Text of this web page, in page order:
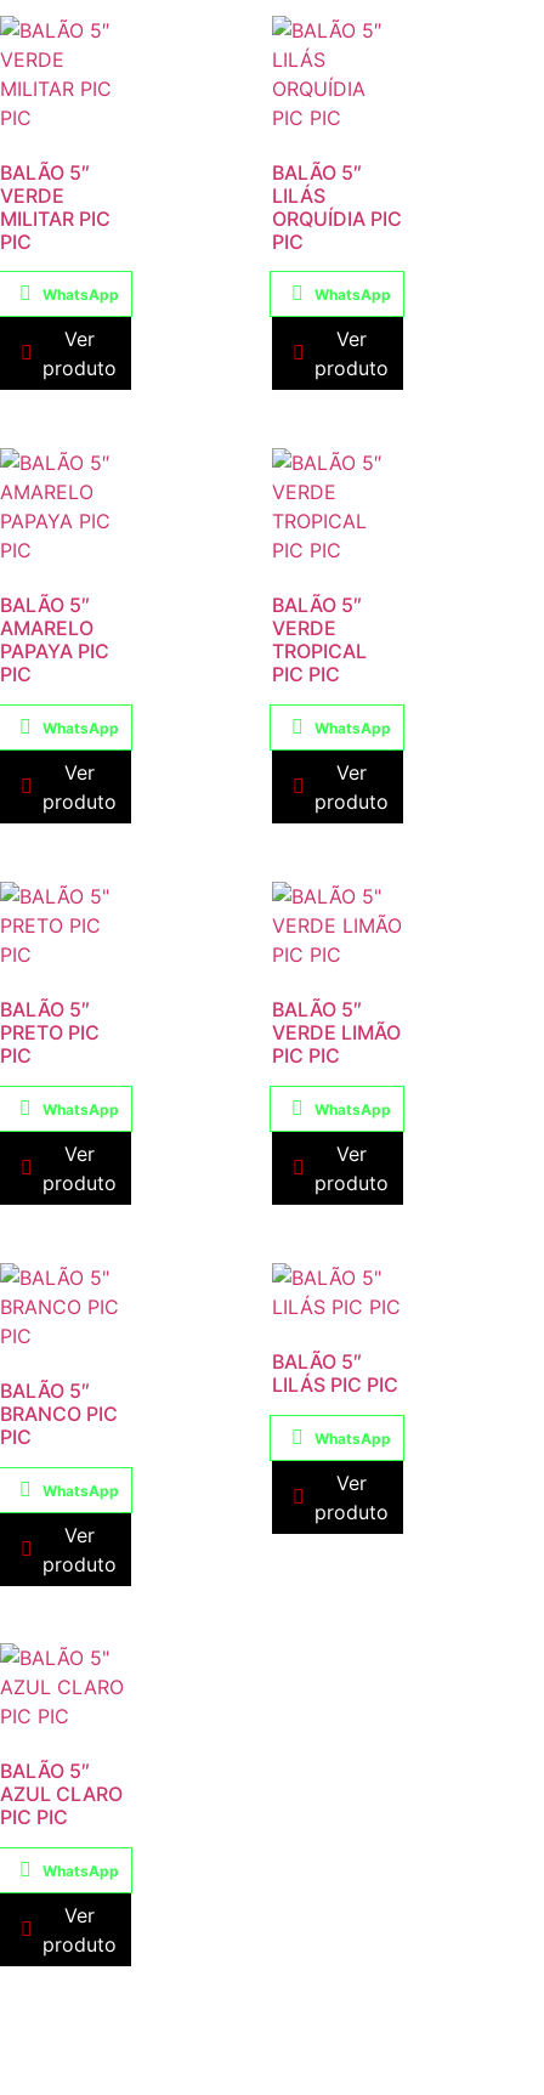
BALÃO 5″
VERDE
MILITAR PIC
PIC
WhatsApp
Ver
produto
BALÃO 5″
LILÁS
ORQUÍDIA PIC
PIC
WhatsApp
Ver
produto
BALÃO 5″
AMARELO
PAPAYA PIC
PIC
WhatsApp
Ver
produto
BALÃO 5″
VERDE
TROPICAL
PIC PIC
WhatsApp
Ver
produto
BALÃO 5″
PRETO PIC
PIC
WhatsApp
Ver
produto
BALÃO 5″
VERDE LIMÃO
PIC PIC
WhatsApp
Ver
produto
BALÃO 5″
BRANCO PIC
PIC
WhatsApp
Ver
produto
BALÃO 5″
LILÁS PIC PIC
WhatsApp
Ver
produto
BALÃO 5″
AZUL CLARO
PIC PIC
WhatsApp
Ver
produto